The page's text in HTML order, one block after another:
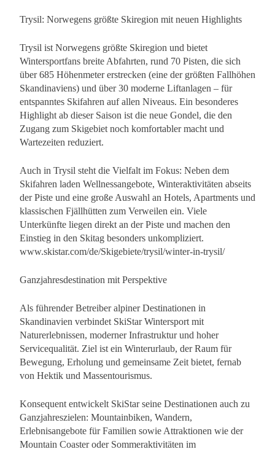
Trysil: Norwegens größte Skiregion mit neuen Highlights
Trysil ist Norwegens größte Skiregion und bietet
Wintersportfans breite Abfahrten, rund 70 Pisten, die sich
über 685 Höhenmeter erstrecken (eine der größten Fallhöhen
Skandinaviens) und über 30 moderne Liftanlagen – für
entspanntes Skifahren auf allen Niveaus. Ein besonderes
Highlight ab dieser Saison ist die neue Gondel, die den
Zugang zum Skigebiet noch komfortabler macht und
Wartezeiten reduziert.
Auch in Trysil steht die Vielfalt im Fokus: Neben dem
Skifahren laden Wellnessangebote, Winteraktivitäten abseits
der Piste und eine große Auswahl an Hotels, Apartments und
klassischen Fjällhütten zum Verweilen ein. Viele
Unterkünfte liegen direkt an der Piste und machen den
Einstieg in den Skitag besonders unkompliziert.
www.skistar.com/de/Skigebiete/trysil/winter-in-trysil/
Ganzjahresdestination mit Perspektive
Als führender Betreiber alpiner Destinationen in
Skandinavien verbindet SkiStar Wintersport mit
Naturerlebnissen, moderner Infrastruktur und hoher
Servicequalität. Ziel ist ein Winterurlaub, der Raum für
Bewegung, Erholung und gemeinsame Zeit bietet, fernab
von Hektik und Massentourismus.
Konsequent entwickelt SkiStar seine Destinationen auch zu
Ganzjahreszielen: Mountainbiken, Wandern,
Erlebnisangebote für Familien sowie Attraktionen wie der
Mountain Coaster oder Sommeraktivitäten im